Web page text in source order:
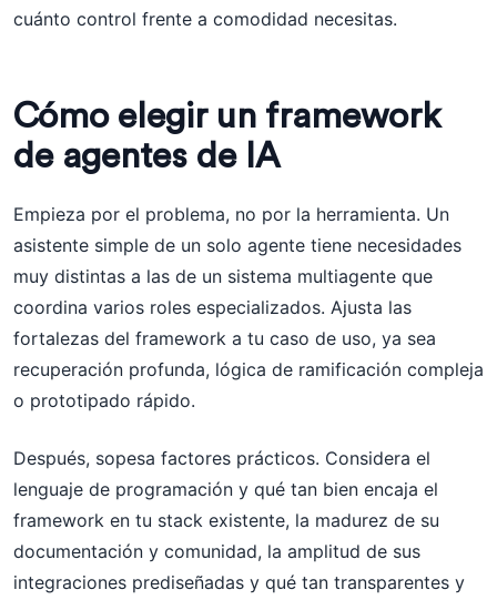
cuánto control frente a comodidad necesitas.
Cómo elegir un framework
de agentes de IA
Empieza por el problema, no por la herramienta. Un
asistente simple de un solo agente tiene necesidades
muy distintas a las de un sistema multiagente que
coordina varios roles especializados. Ajusta las
fortalezas del framework a tu caso de uso, ya sea
recuperación profunda, lógica de ramificación compleja
o prototipado rápido.
Después, sopesa factores prácticos. Considera el
lenguaje de programación y qué tan bien encaja el
framework en tu stack existente, la madurez de su
documentación y comunidad, la amplitud de sus
integraciones prediseñadas y qué tan transparentes y